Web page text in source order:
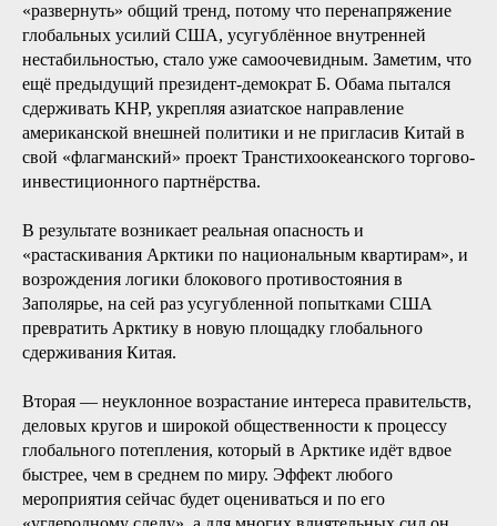
«развернуть» общий тренд, потому что перенапряжение
глобальных усилий США, усугублённое внутренней
нестабильностью, стало уже самоочевидным. Заметим, что
ещё предыдущий президент-демократ Б. Обама пытался
сдерживать КНР, укрепляя азиатское направление
американской внешней политики и не пригласив Китай в
свой «флагманский» проект Транстихоокеанского торгово-
инвестиционного партнёрства.
В результате возникает реальная опасность и
«растаскивания Арктики по национальным квартирам», и
возрождения логики блокового противостояния в
Заполярье, на сей раз усугубленной попытками США
превратить Арктику в новую площадку глобального
сдерживания Китая.
Вторая — неуклонное возрастание интереса правительств,
деловых кругов и широкой общественности к процессу
глобального потепления, который в Арктике идёт вдвое
быстрее, чем в среднем по миру. Эффект любого
мероприятия сейчас будет оцениваться и по его